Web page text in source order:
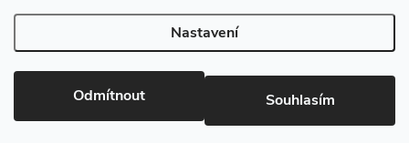
Nastavení
Odmítnout Souhlasím
RM-SPORT. Všechna práva vyhrazena.